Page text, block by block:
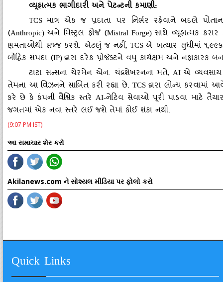
વ્યૂહાત્મક ભાગીદારી અને પેટન્ટની કમાણી:
TCS માત્ર એક જ પ્રદાતા પર નિર્ભર રહેવાને બદલે
(Anthropic)અને મિસ્ટ્રલ ફોર્જ (Mistral Forge) સાથે વ્યૂહાત્મક કરાર
ક્ષમતાઓથી સજ્જ કરશે. એટલું જ નહીં, TCSએ અત્યાર સુધીમાં ૧,
બૌદ્ધિક સંપદા (IP) દ્વારા દરેક પ્રોજેક્ટને વધુ કાર્યક્ષમ અને નફાકારક
ટાટા સન્સના ચેરમેન એન. ચંદ્રશેખરનના મતે, AI એ
તેમના આ વિઝનને સાબિત કરી રહ્યા છે.TCS દ્વારા લોન્ચ કરવામાં
કરે છે કે કંપની વૈશ્વિક સ્તરેAI-નેટિવ સેવાઓ પૂરી પાડવા માટે
જગતમાં એક નવા સ્તરે લઈ જશે તેમાં કોઈ શંકા નથી.
(9:07 PM IST)
આ સમાચાર શેર કરો
Akilanews.com ને સોશ્યલ મીડિયા પર ફોલો કરો
Quick Links